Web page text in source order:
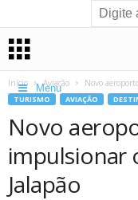
Menu
Início Aviação Novo
TURISMO AVIAÇÃO
Novo
impulsionar
Jalapão